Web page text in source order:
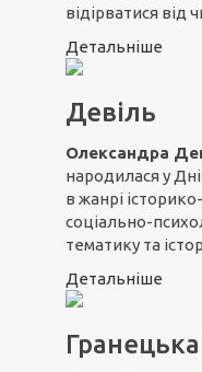
відірватися від
Детальніше
Девіль
Олександра
народилася у
в жанрі
соціально-
тематику та
Детальніше
Гранецька